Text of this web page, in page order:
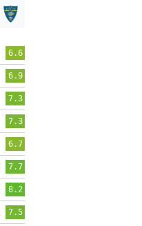
6.6
6.9
7.3
7.3
6.7
7.7
8.2
7.5